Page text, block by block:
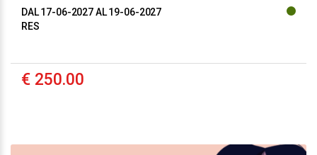
DAL 17-06-2027AL 19-06-2027
RES
€ 250.00